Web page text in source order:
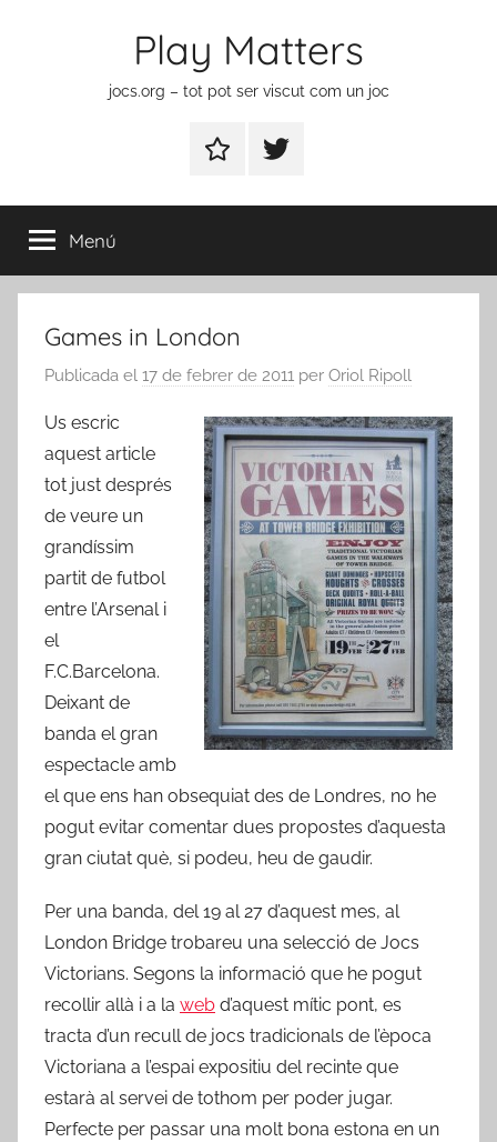
Play Matters
jocs.org – tot pot ser viscut com un joc
ContactarElement
menú
Menú
Games in London
Publicada el 17 de febrer de 2011 per Oriol Ripoll
Us escric
aquest article
tot just després
de veure un
grandíssim
partit de futbol
entre l’Arsenal i
el
F.C.Barcelona.
Deixant de
banda el gran
espectacle amb
el que ens han obsequiat des de Londres, no he
pogut evitar comentar dues propostes d’aquesta
gran ciutat què, si podeu, heu de gaudir.
Per una banda, del 19 al 27 d’aquest mes, al
London Bridge trobareu una selecció de Jocs
Victorians. Segons la informació que he pogut
recollir allà i a la web d’aquest mític pont, es
tracta d’un recull de jocs tradicionals de l’època
Victoriana a l’espai expositiu del recinte que
estarà al servei de tothom per poder jugar.
Perfecte per passar una molt bona estona en un